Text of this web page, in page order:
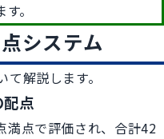
。
システム
解説します。
点
満点で評価され、合計42